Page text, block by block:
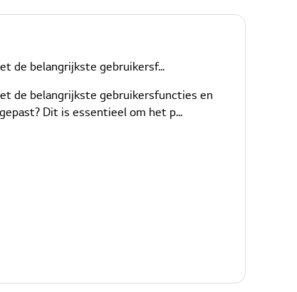
de belangrijkste gebruikersf...
de belangrijkste gebruikersfuncties en
Dit is essentieel om het p...